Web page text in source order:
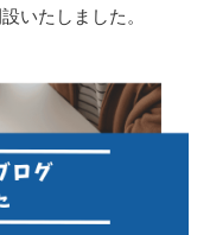
いたしました。